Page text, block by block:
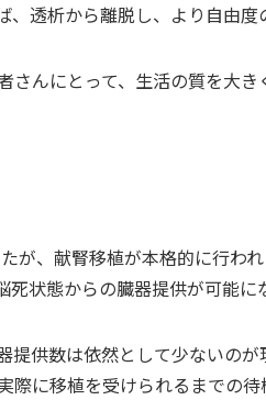
透析から離脱し、より自由度
んにとって、生活の質を大き
が、献腎移植が本格的に行わ
状態からの臓器提供が可能に
提供数は依然として少ないの
に移植を受けられるまでの待